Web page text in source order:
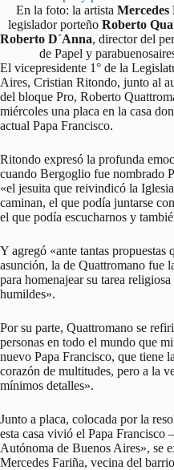
En la foto: la artista Mercedes
legislador porteño Roberto
Roberto D´Anna, director del
de Papel y
El vicepresidente 1° de la
Aires, Cristian Ritondo, junto al
del bloque Pro, Roberto
miércoles una placa en la casa
actual Papa Francisco.
Ritondo expresó la profunda
cuando Bergoglio fue nombrado
«el jesuita que reivindicó la
caminan, el que podía juntarse
el que podía escucharnos y
Y agregó «ante tantas propuestas
asunción, la de Quattromano fue
para homenajear su tarea
humildes».
Por su parte, Quattromano se
personas en todo el mundo que
nuevo Papa Francisco, que tiene
corazón de multitudes, pero a la
mínimos detalles».
Junto a placa, colocada por la
esta casa vivió el Papa Francisco
Autónoma de Buenos Aires», se
Mercedes Fariña, vecina del